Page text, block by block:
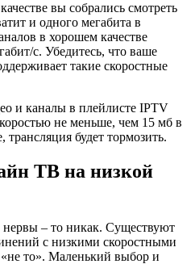
вы собрались смотреть
и одного мегабита в
в хорошем качестве
с. Убедитесь, что ваше
такие скоростные
и каналы в плейлисте IPTV
не меньше, чем 15 мб в
будет тормозить.
ТВ на низкой
нервы – то никак. Существуют
с низкими скоростными
«не то». Маленький выбор и